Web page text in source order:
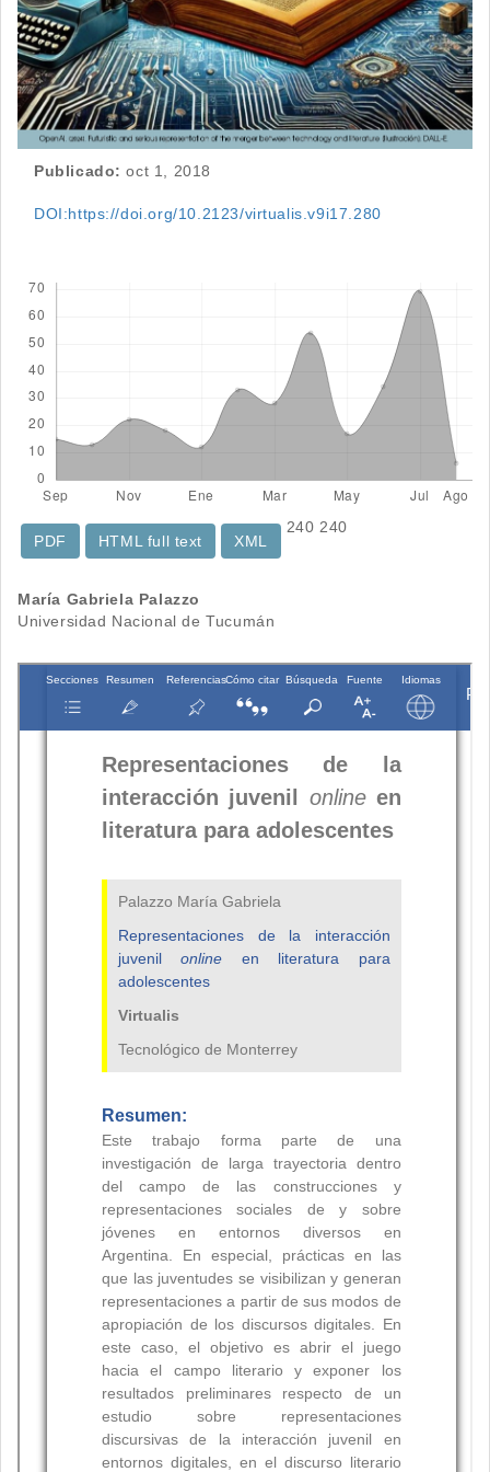
Publicado: oct 1, 2018
DOI:https://doi.org/10.2123/virtualis.v9i17.280
240
PDF
240
HTML full text
XML
Contenido
del
artículo
María Gabriela Palazzo
Universidad Nacional de Tucumán